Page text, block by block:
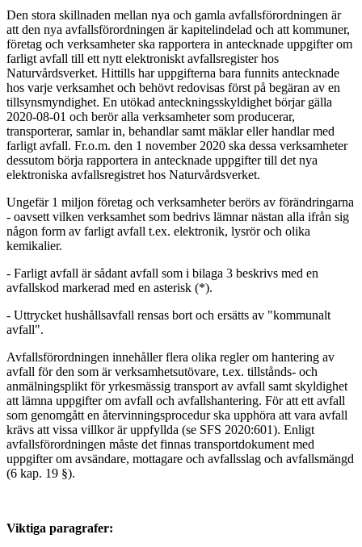
Den stora skillnaden mellan nya och gamla avfallsförordningen är
att den nya avfallsförordningen är kapitelindelad och att kommuner,
företag och verksamheter ska rapportera in antecknade uppgifter om
farligt avfall till ett nytt elektroniskt avfallsregister hos
Naturvårdsverket. Hittills har uppgifterna bara funnits antecknade
hos varje verksamhet och behövt redovisas först på begäran av en
tillsynsmyndighet. En utökad anteckningsskyldighet börjar gälla
2020-08-01 och berör alla verksamheter som producerar,
transporterar, samlar in, behandlar samt mäklar eller handlar med
farligt avfall. Fr.o.m. den 1 november 2020 ska dessa verksamheter
dessutom börja rapportera in antecknade uppgifter till det nya
elektroniska avfallsregistret hos Naturvårdsverket.
Ungefär 1 miljon företag och verksamheter berörs av förändringarna
- oavsett vilken verksamhet som bedrivs lämnar nästan alla ifrån sig
någon form av farligt avfall t.ex. elektronik, lysrör och olika
kemikalier.
- Farligt avfall är sådant avfall som i bilaga 3 beskrivs med en
avfallskod markerad med en asterisk (*).
- Uttrycket hushållsavfall rensas bort och ersätts av "kommunalt
avfall".
Avfallsförordningen innehåller flera olika regler om hantering av
avfall för den som är verksamhetsutövare, t.ex. tillstånds- och
anmälningsplikt för yrkesmässig transport av avfall samt skyldighet
att lämna uppgifter om avfall och avfallshantering. För att ett avfall
som genomgått en återvinningsprocedur ska upphöra att vara avfall
krävs att vissa villkor är uppfyllda (se SFS 2020:601). Enligt
avfallsförordningen måste det finnas transportdokument med
uppgifter om avsändare, mottagare och avfallsslag och avfallsmängd
(6 kap. 19 §).
Viktiga paragrafer: